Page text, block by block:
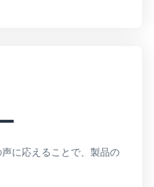
に応えることで、製品の